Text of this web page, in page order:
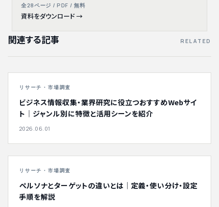
全28ページ / PDF / 無料
資料をダウンロード →
関連する記事 RELATED
リサーチ・市場調査
ビジネス情報収集・業界研究に役立つおすすめWebサイ
ト｜ジャンル別に特徴と活用シーンを紹介
2026.06.01
リサーチ・市場調査
ペルソナとターゲットの違いとは｜定義・使い分け・設定
手順を解説